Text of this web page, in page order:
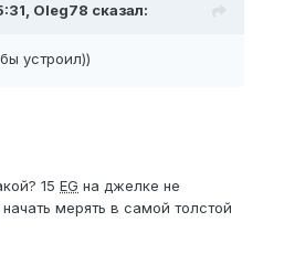
Oleg78 сказал:
устроил))
15 EG на джелке не
мерять в самой толстой